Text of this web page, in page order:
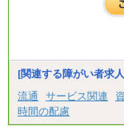
[関連する障がい者求
流通
サービス関連
時間の配慮